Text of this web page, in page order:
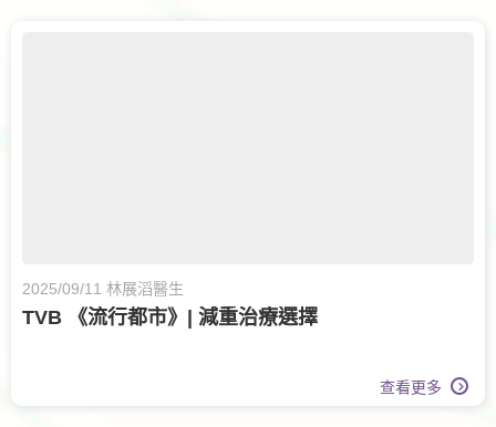
2025/09/11 林展滔醫生
TVB 《流行都市》| 減重治療選擇
查看更多